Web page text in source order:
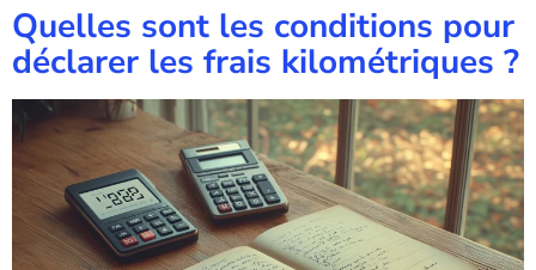
Quelles sont les conditions pour
déclarer les frais kilométriques ?